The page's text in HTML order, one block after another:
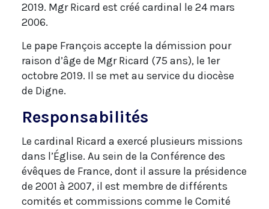
2019. Mgr Ricard est créé cardinal le 24 mars
2006.
Le pape François accepte la démission pour
raison d’âge de Mgr Ricard (75 ans), le 1er
octobre 2019. Il se met au service du diocèse
de Digne.
Responsabilités
Le cardinal Ricard a exercé plusieurs missions
dans l’Église. Au sein de la Conférence des
évêques de France, dont il assure la présidence
de 2001 à 2007, il est membre de différents
comités et commissions comme le Comité